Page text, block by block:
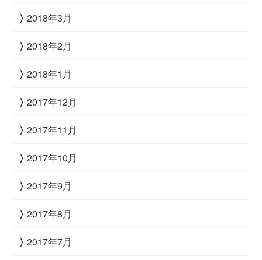
2018年3月
2018年2月
2018年1月
2017年12月
2017年11月
2017年10月
2017年9月
2017年8月
2017年7月